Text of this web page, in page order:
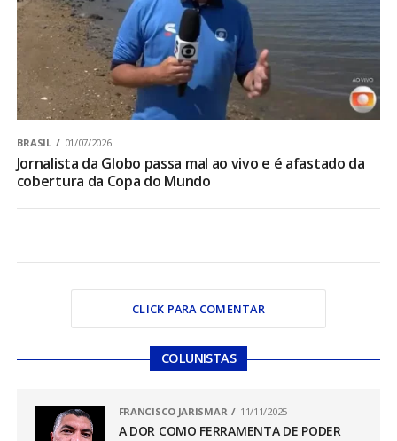
BRASIL 01/07/2026
Jornalista da Globo passa mal ao vivo e é afastado da
cobertura da Copa do Mundo
CLICK PARA COMENTAR
COLUNISTAS
FRANCISCO JARISMAR 11/11/2025
A DOR COMO FERRAMENTA DE PODER